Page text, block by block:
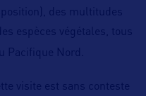
des multitudes
espèces végétales, tous
Pacifique Nord.
visite est sans conteste